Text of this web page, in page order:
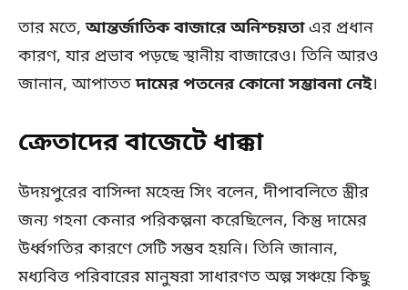
তার মতে,আন্তর্জাতিক বাজারে অনিশ্চয়তাএর প্রধান
কারণ, যার প্রভাব পড়ছে স্থানীয় বাজারেও। তিনি আরও
জানান, আপাততদামের পতনের কোনো সম্ভাবনা নেই।
ক্রেতাদের বাজেটে ধাক্কা
উদয়পুরের বাসিন্দা মহেন্দ্র সিং বলেন, দীপাবলিতে স্ত্রীর
জন্য গহনা কেনার পরিকল্পনা করেছিলেন, কিন্তু দামের
উর্ধ্বগতির কারণে সেটি সম্ভব হয়নি। তিনি জানান,
মধ্যবিত্ত পরিবারের মানুষরা সাধারণত অল্প সঞ্চয়ে কিছু